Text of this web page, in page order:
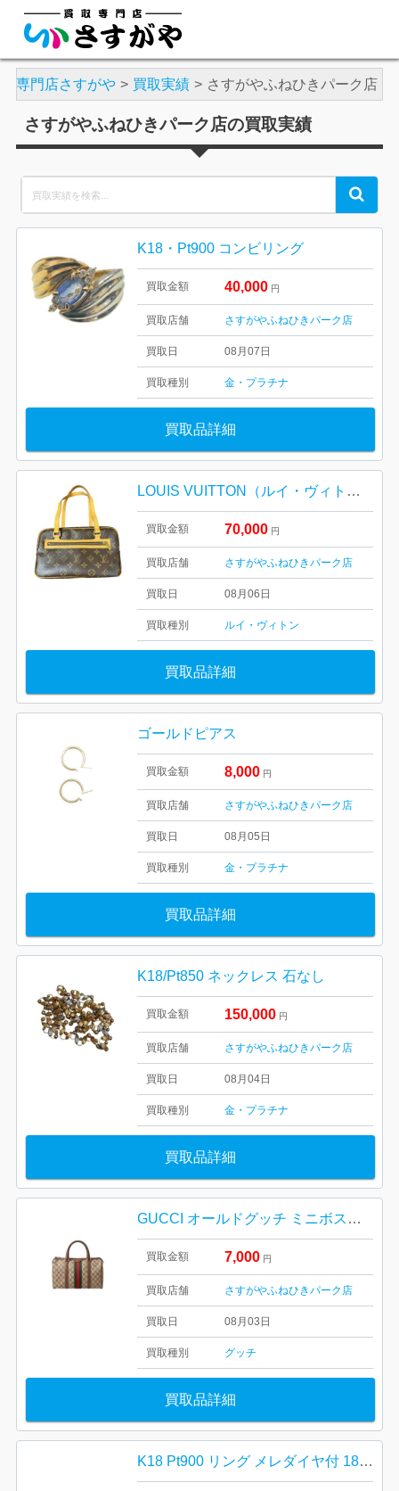
専門店さすがや 買取実績 さすがやふねひきパーク店
さすがやふねひきパーク店の買取実績
for:
Search
K18・Pt900 コンビリング
買取金額 40,000 円
買取店舗 さすがやふねひきパーク店
買取日 08月07日
買取種別 金・プラチナ
買取品詳細
LOUIS VUITTON（ルイ・ヴィトン） シテMM モノグラム M51182
買取金額 70,000 円
買取店舗 さすがやふねひきパーク店
買取日 08月06日
買取種別 ルイ・ヴィトン
買取品詳細
ゴールドピアス
買取金額 8,000 円
買取店舗 さすがやふねひきパーク店
買取日 08月05日
買取種別 金・プラチナ
買取品詳細
K18/Pt850 ネックレス 石なし
買取金額 150,000 円
買取店舗 さすがやふねひきパーク店
買取日 08月04日
買取種別 金・プラチナ
買取品詳細
GUCCI オールドグッチ ミニボストンバッグ シェリーライン
買取金額 7,000 円
買取店舗 さすがやふねひきパーク店
買取日 08月03日
買取種別 グッチ
買取品詳細
K18 Pt900 リング メレダイヤ付 18金 プラチナ